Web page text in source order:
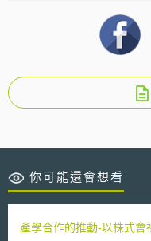
你可能還會想看
產學合作的推動-以株式會